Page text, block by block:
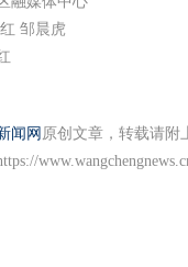
邹晨虎
闻网 原创文章，转载请附